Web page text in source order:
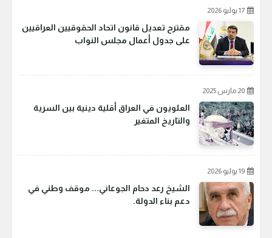
17 يوليو 2026
مقترح تعديل قانون اتحاد الحقوقيين العراقيين
على جدول أعمال مجلس النواب
20 مارس 2025
العلويون في العراق أقلية دينية بين السرية
والتاريخ المتغير
19 يوليو 2026
الشيخ رعد دحام الجوعاني... موقف وطني في
دعم بناء الدولة.